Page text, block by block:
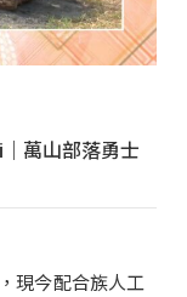
｜萬山部落勇士
現今配合族人工